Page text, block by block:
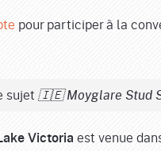
pour participer à la
sujet 🇮🇪 Moyglare Stud S.
Victoria est venue